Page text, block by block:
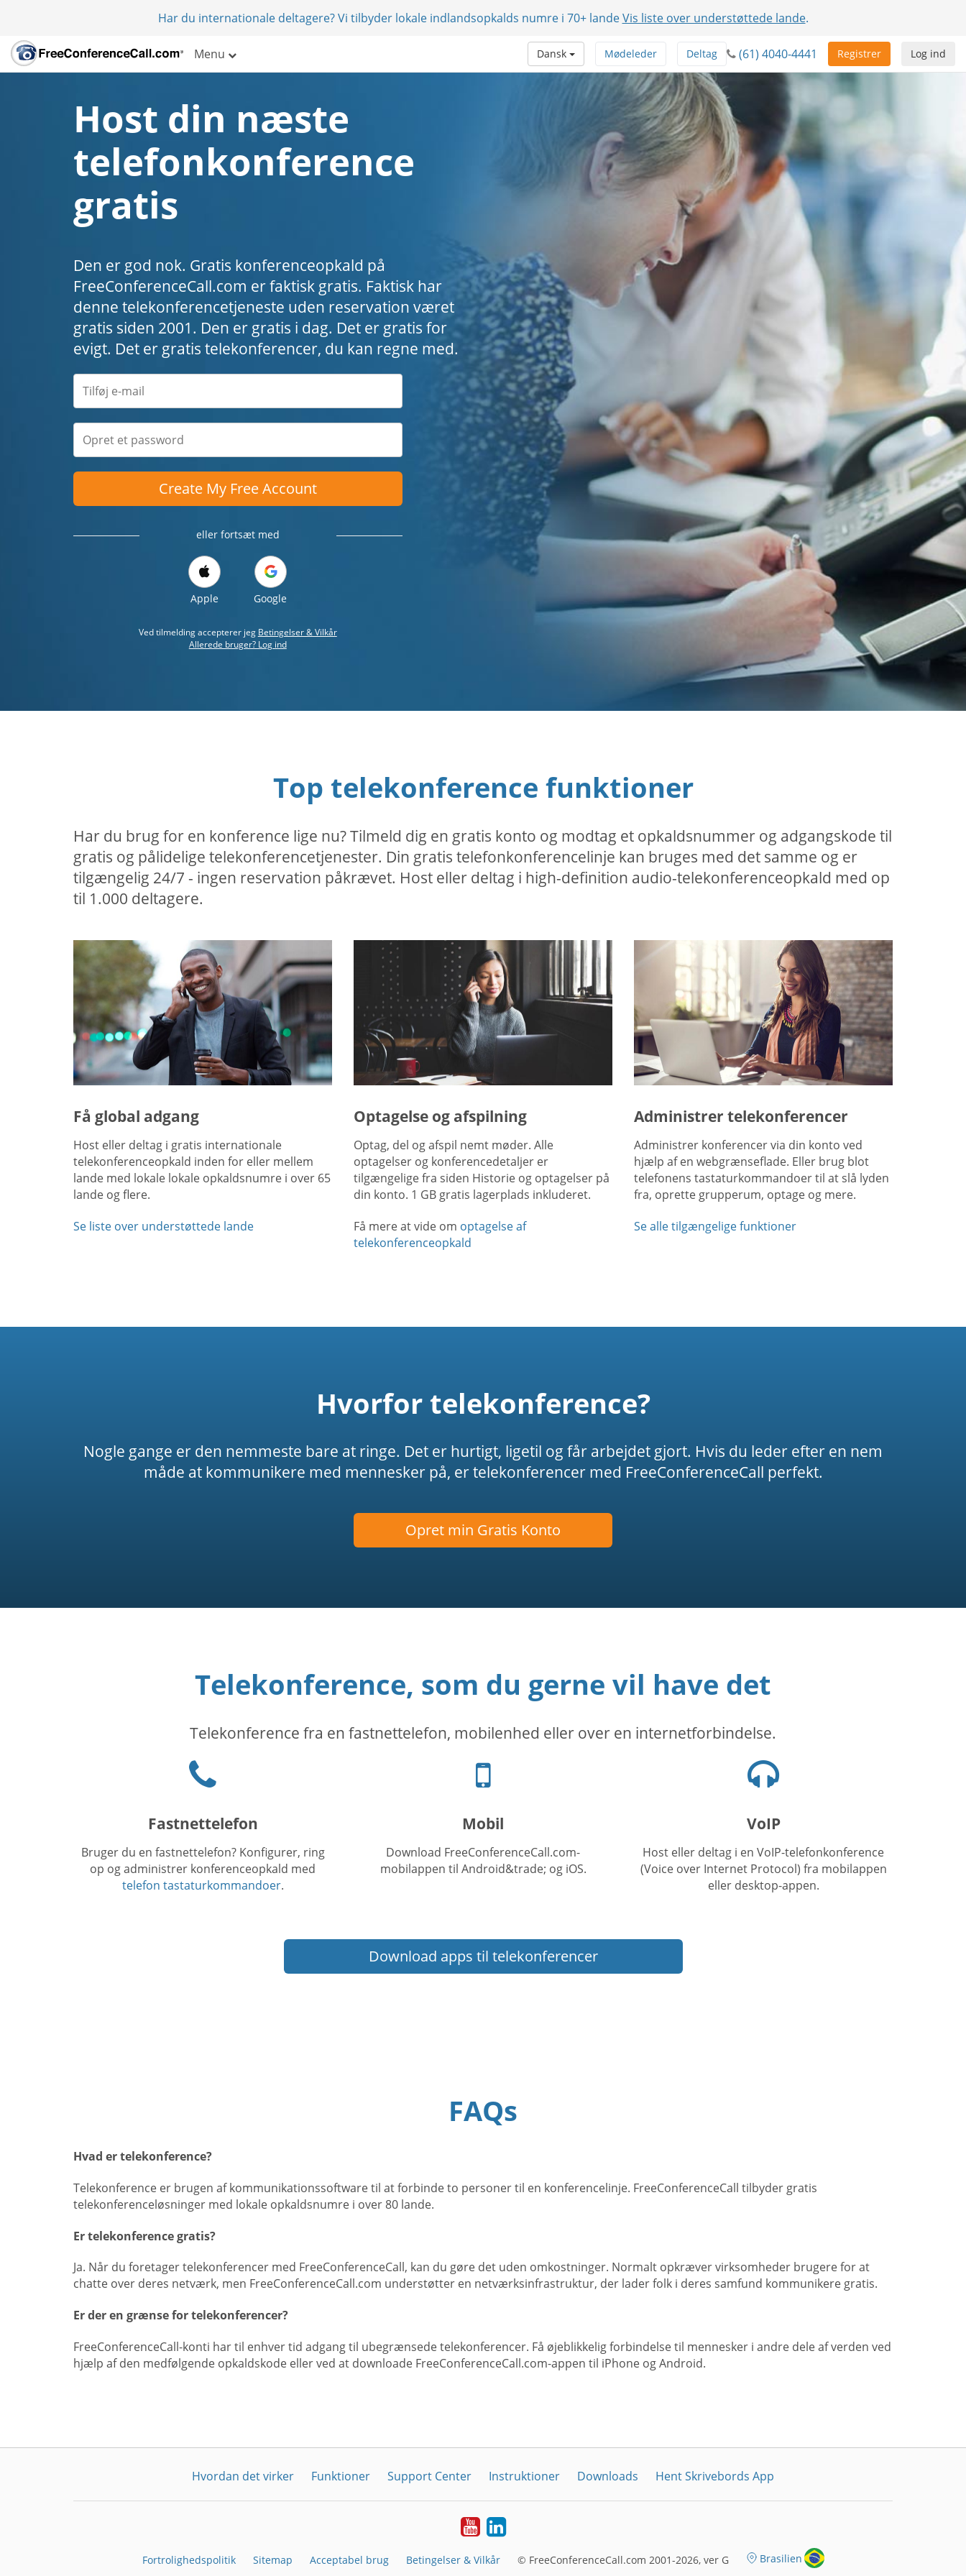
Har du internationale deltagere? Vi tilbyder lokale indlandsopkalds numre i 70+ landeVis liste over understøttede lande.
Menu Log ind
Registrer
(61) 4040-4441
Deltag
Mødeleder
Dansk
Host din næste
telefonkonference
gratis
Den er god nok. Gratis konferenceopkald på
FreeConferenceCall.com er faktisk gratis. Faktisk har
denne telekonferencetjeneste uden reservation været
gratis siden 2001. Den er gratis i dag. Det er gratis for
evigt. Det er gratis telekonferencer, du kan regne med.
Create My Free Account
eller fortsæt med
Apple Google
Ved tilmelding accepterer jeg Betingelser & Vilkår
Allerede bruger? Log ind
Top telekonference funktioner
Har du brug for en konference lige nu? Tilmeld dig en gratis konto og modtag et opkaldsnummer og adgangskode til
gratis og pålidelige telekonferencetjenester. Din gratis telefonkonferencelinje kan bruges med det samme og er
tilgængelig 24/7 - ingen reservation påkrævet. Host eller deltag i high-definition audio-telekonferenceopkald med op
til 1.000 deltagere.
Få global adgang
Host eller deltag i gratis internationale
telekonferenceopkald inden for eller mellem
lande med lokale lokale opkaldsnumre i over 65
lande og flere.
Se liste over understøttede lande
Optagelse og afspilning
Optag, del og afspil nemt møder. Alle
optagelser og konferencedetaljer er
tilgængelige fra siden Historie og optagelser på
din konto. 1 GB gratis lagerplads inkluderet.
Få mere at vide om optagelse af
telekonferenceopkald
Administrer telekonferencer
Administrer konferencer via din konto ved
hjælp af en webgrænseflade. Eller brug blot
telefonens tastaturkommandoer til at slå lyden
fra, oprette grupperum, optage og mere.
Se alle tilgængelige funktioner
Hvorfor telekonference?
Nogle gange er den nemmeste bare at ringe. Det er hurtigt, ligetil og får arbejdet gjort. Hvis du leder efter en nem
måde at kommunikere med mennesker på, er telekonferencer med FreeConferenceCall perfekt.
Opret min Gratis Konto
Telekonference, som du gerne vil have det
Telekonference fra en fastnettelefon, mobilenhed eller over en internetforbindelse.
icon
Fastnettelefon
Bruger du en fastnettelefon? Konfigurer, ring
op og administrer konferenceopkald med
telefon tastaturkommandoer.
Mobiltelefon
ikon
Mobil
Download FreeConferenceCall.com-
mobilappen til Android&trade; og iOS.
ikon
VoIP
Host eller deltag i en VoIP-telefonkonference
(Voice over Internet Protocol) fra mobilappen
eller desktop-appen.
Download apps til telekonferencer
FAQs
Hvad er telekonference?
Telekonference er brugen af kommunikationssoftware til at forbinde to personer til en konferencelinje. FreeConferenceCall tilbyder gratis
telekonferenceløsninger med lokale opkaldsnumre i over 80 lande.
Er telekonference gratis?
Ja. Når du foretager telekonferencer med FreeConferenceCall, kan du gøre det uden omkostninger. Normalt opkræver virksomheder brugere for at
chatte over deres netværk, men FreeConferenceCall.com understøtter en netværksinfrastruktur, der lader folk i deres samfund kommunikere gratis.
Er der en grænse for telekonferencer?
FreeConferenceCall-konti har til enhver tid adgang til ubegrænsede telekonferencer. Få øjeblikkelig forbindelse til mennesker i andre dele af verden ved
hjælp af den medfølgende opkaldskode eller ved at downloade FreeConferenceCall.com-appen til iPhone og Android.
Hvordan det virker Funktioner Support Center Instruktioner Downloads Hent Skrivebords App
YouTubeLinkedIn
Fortrolighedspolitik Sitemap Acceptabel brug Betingelser & Vilkår © FreeConferenceCall.com 2001-2026, ver G Brasilien